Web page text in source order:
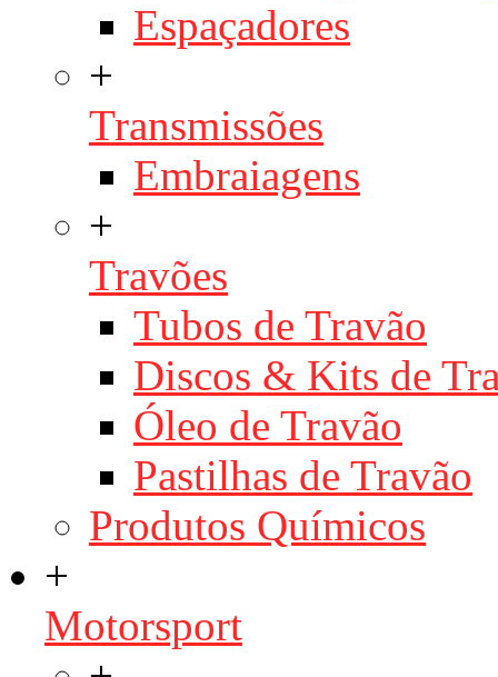
Espaçadores
+
Transmissões
Embraiagens
+
Travões
Tubos de Travão
Discos & Kits de
Óleo de Travão
Pastilhas de Travão
Produtos Químicos
+
Motorsport